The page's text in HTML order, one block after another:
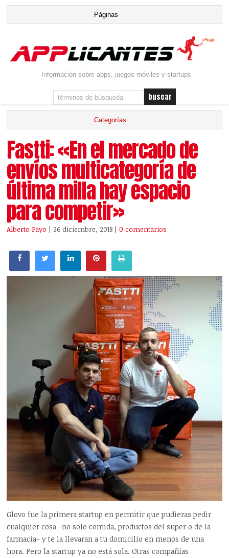
Información sobre apps, juegos móviles y startups
Fastti: «En el mercado de
envíos multicategoría de
última milla hay espacio
para competir»
Alberto Payo | 26 diciembre, 2018 |0 comentarios
Glovo fue la primera startup en permitir que pudieras pedir
cualquier cosa -no solo comida, productos del super o de la
farmacia- y te la llevaran a tu domicilio en menos de una
hora. Pero la startup ya no está sola. Otras compañías